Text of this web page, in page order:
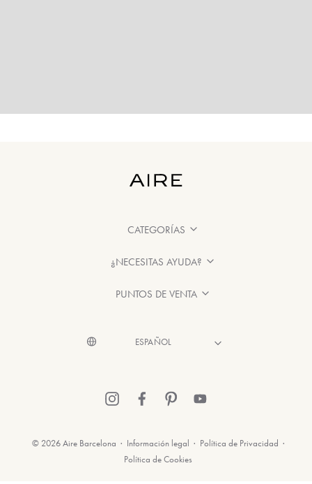
CATEGORÍAS
¿NECESITAS AYUDA?
PUNTOS DE VENTA
© 2026 Aire Barcelona · Información legal · Política de Privacidad ·
Política de Cookies